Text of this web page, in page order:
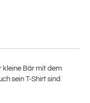
kleine Bär mit dem
sein T-Shirt sind